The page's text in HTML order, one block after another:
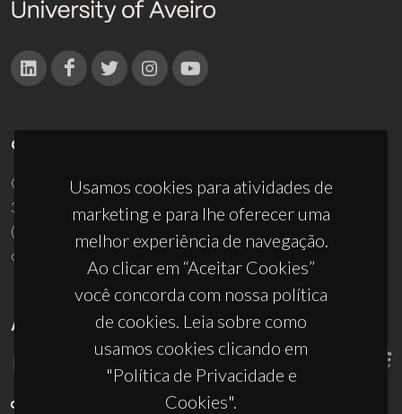
Usamos cookies para atividades de
marketing e para lhe oferecer uma
melhor experiência de navegação.
Ao clicar em “Aceitar Cookies”
você concorda com nossa política
de cookies. Leia sobre como
usamos cookies clicando em
"Política de Privacidade e
Cookies".
CONTACTOS
Campus Universitário de Santiago
3810-193 Aveiro - Portugal
(+351) 234 370 200
ciceco@ua.pt
APOIOS